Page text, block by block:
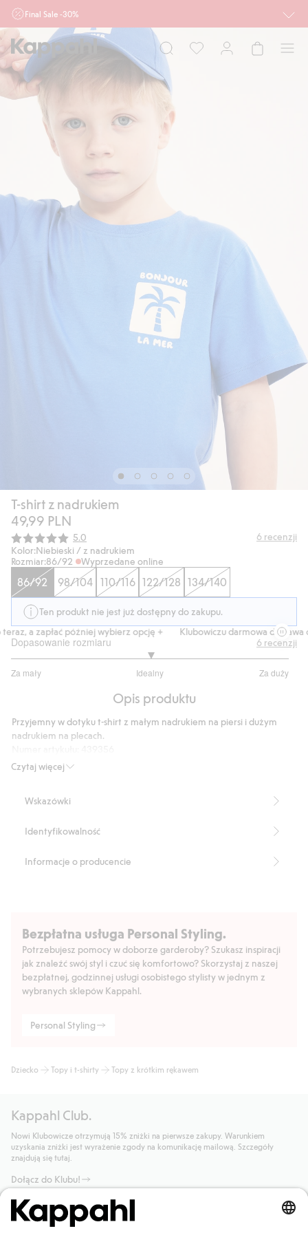
Final Sale -30%
Ważne przy zakupie min. 2 sztuk produktów włączonych w ofertę, również z
działu outlet do 10.8 w sklepach Kappahl i Newbie oraz na kappahl.com. Ofert
nie łączymy
Kobieta Mężczyzna Dziecko
Newbie
T-shirt z nadrukiem
49,99 PLN
Średnia ocena:
5.0 6 recenzji
Kolor:Niebieski / z nadrukiem
Rozmiar:86/92 Wyprzedane online
86/92 98/104 110/116 122/128 134/140
Ten produkt nie jest już dostępny do zakupu.
a zapłać później wybierz opcję +
Klubowiczu darmowa dostawa od
Dopasowanie rozmiaru
Za mały Idealny Za duży
na
5
głosów
6 recenzji
Opis produktu
Czytaj więcej
Przyjemny w dotyku t-shirt z małym nadrukiem na piersi i dużym
nadrukiem na plecach.
Wskazówki
Identyfikowalność
Informacje o producencie
Bezpłatna usługa Personal Styling.
Potrzebujesz pomocy w doborze garderoby? Szukasz inspiracji
jak znaleźć swój styl i czuć się komfortowo? Skorzystaj z naszej
bezpłatnej, godzinnej usługi osobistego stylisty w jednym z
wybranych sklepów Kappahl.
Personal Styling
Dziecko Topy i t-shirty Topy z krótkim rękawem
Kappahl Club.
Nowi Klubowicze otrzymują 15% zniżki na pierwsze zakupy. Warunkiem
uzyskania zniżki jest wyrażenie zgody na komunikację mailową. Szczegóły
znajdują się tutaj.
Dołącz do Klubu!